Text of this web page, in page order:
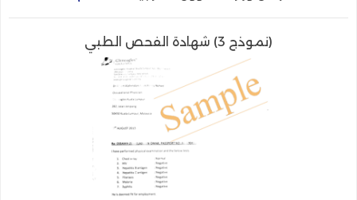
(نموذج 3) شهادة الفحص الطبي